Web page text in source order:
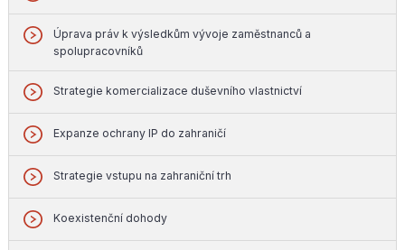
Úprava práv k výsledkům vývoje zaměstnanců a
spolupracovníků
Strategie komercializace duševního vlastnictví
Expanze ochrany IP do zahraničí
Strategie vstupu na zahraniční trh
Koexistenční dohody